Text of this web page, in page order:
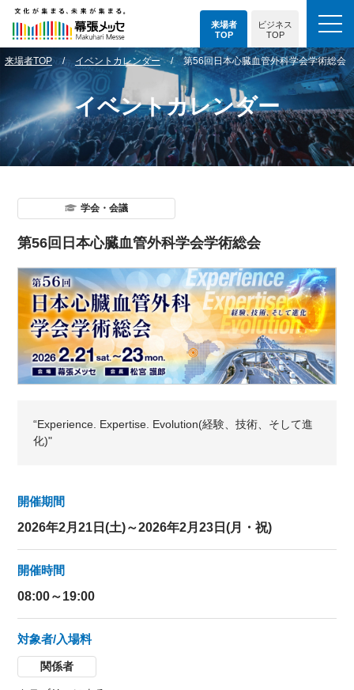
来場者
TOP
ビジネス
TOP
イベントカレンダー
来場者TOP イベントカレンダー 第56回日本心臓血管外科学会学術総会
学会・会議
第56回日本心臓血管外科学会学術総会
“Experience. Expertise. Evolution(経験、技術、そして進
化)"
開催期間
2026年2月21日(土)～2026年2月23日(月・祝)
開催時間
08:00～19:00
対象者/入場料
関係者